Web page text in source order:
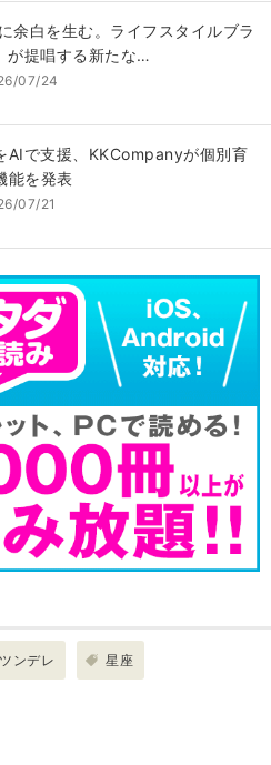
余白を生む。ライフスタイルブラ
が提唱する新たな…
07/24
AIで支援、KKCompanyが個別育
能を発表
07/21
ツンデレ 星座